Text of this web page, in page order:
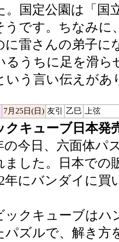
。国定公園は「国
うです。ちなみに
に雷さんの弟子に
るうちに足を滑
いう言い伝えがあ
7月25日(日) 友引 乙巳 上弦
クキューブ日本発
今日、六面体パ
ました。日本で
年にバンダイに
クキューブはハ
パズルで、解き方